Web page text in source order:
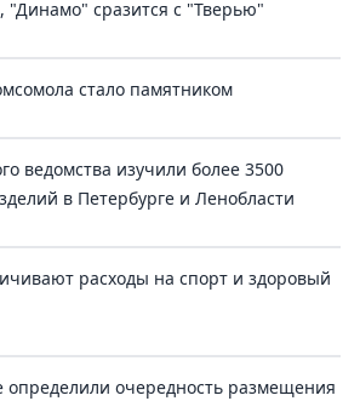
"Динамо" сразится с "Тверью"
стало памятником
ведомства изучили более 3500
в Петербурге и Ленобласти
расходы на спорт и здоровый
определили очередность размещения